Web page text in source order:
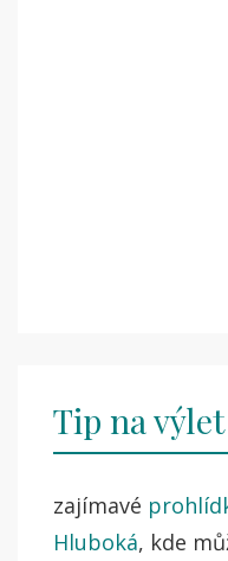
Tip na výlet
zajímavé
Hluboká, kde